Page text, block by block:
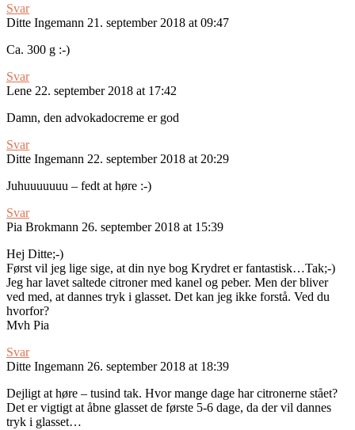
Svar
Ditte Ingemann 21. september 2018 at 09:47
Ca. 300 g :-)
Svar
Lene 22. september 2018 at 17:42
Damn, den advokadocreme er god
Svar
Ditte Ingemann 22. september 2018 at 20:29
Juhuuuuuuu – fedt at høre :-)
Svar
Pia Brokmann 26. september 2018 at 15:39
Hej Ditte;-)
Først vil jeg lige sige, at din nye bog Krydret er fantastisk…Tak;-)
Jeg har lavet saltede citroner med kanel og peber. Men der bliver
ved med, at dannes tryk i glasset. Det kan jeg ikke forstå. Ved du
hvorfor?
Mvh Pia
Svar
Ditte Ingemann 26. september 2018 at 18:39
Dejligt at høre – tusind tak. Hvor mange dage har citronerne stået?
Det er vigtigt at åbne glasset de første 5-6 dage, da der vil dannes
tryk i glasset…